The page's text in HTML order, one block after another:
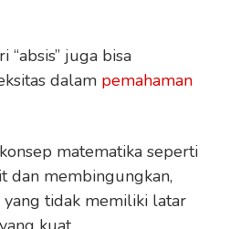
“absis” juga bisa
dalam pemahaman
matematika seperti
dan membingungkan,
tidak memiliki latar